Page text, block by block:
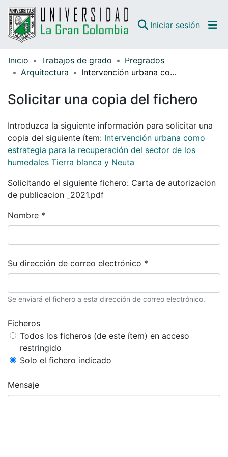
Iniciar sesión
Comunidades
Inicio Trabajos de grado
Pregrados
Arquitectura
Intervención urbana como estrategia para la recuperación del sector de los humedales Tierra blanca y Neuta
Solicitar una copia del fichero
Introduzca la siguiente información para solicitar una
copia del siguiente ítem: Intervención urbana como
estrategia para la recuperación del sector de los
humedales Tierra blanca y Neuta
Solicitando el siguiente fichero: Carta de autorizacion
de publicacion _2021.pdf
Nombre *
Su dirección de correo electrónico *
Se enviará el fichero a esta dirección de correo electrónico.
Ficheros
Todos los ficheros (de este ítem) en acceso
restringido
Solo el fichero indicado
Mensaje